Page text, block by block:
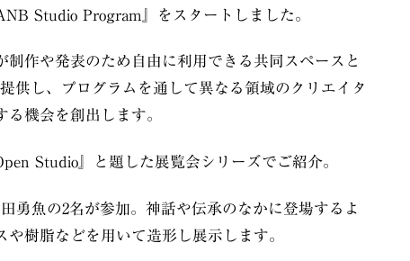
Studio Program』をスタートしました。
制作や発表のため自由に利用できる共同スペースと
供し、プログラムを通して異なる領域のクリエイタ
機会を創出します。
Studio』と題した展覧会シリーズでご紹介。
勇魚の2名が参加。神話や伝承のなかに登場するよ
樹脂などを用いて造形し展示します。